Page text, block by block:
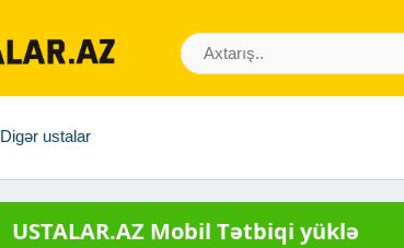
Digər ustalar
USTALAR.AZ Mobil Tətbiqi yüklə